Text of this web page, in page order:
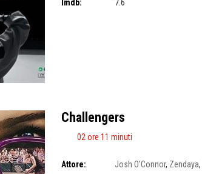
Imdb:
7.6
Challengers
02 ore 11 minuti
Attore: Josh O'Connor, Zendaya,